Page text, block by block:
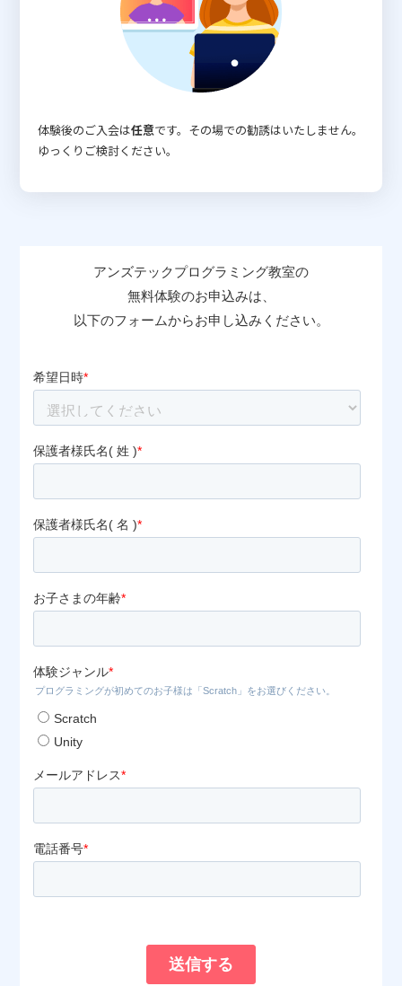
体験後のご入会は任意です。その場での勧誘はいたしません。
ゆっくりご検討ください。
アンズテックプログラミング教室の
無料体験のお申込みは、
以下のフォームからお申し込みください。